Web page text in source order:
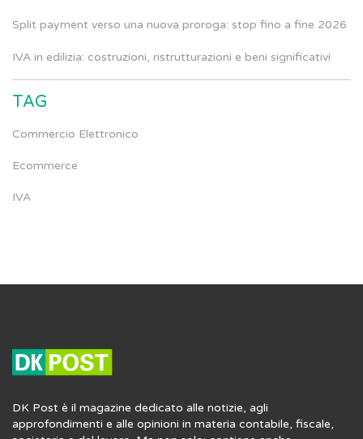
Split payment verso una nuova proroga: stop fino a fine 2026
IVA in edilizia: costruzioni, ristrutturazioni e beni significativi
TAG
Commercio Elettronico
Ecommerce
IVA
DK Post è il magazine dedicato alle notizie, agli
approfondimenti e alle opinioni in materia contabile, fiscale,